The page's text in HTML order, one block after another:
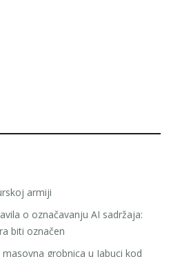
armiji
o označavanju AI sadržaja:
biti označen
grobnica u Jabuci kod